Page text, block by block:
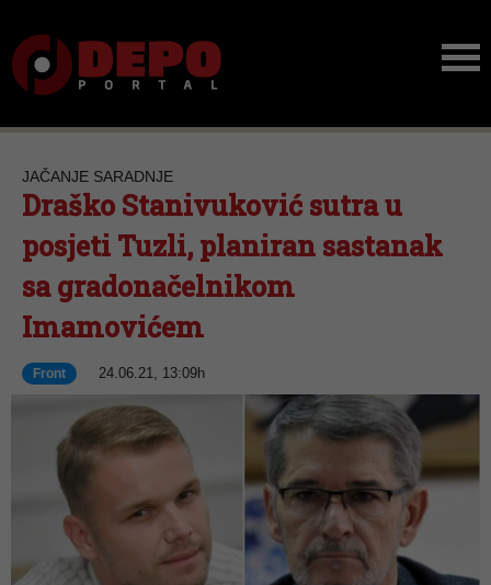
JAČANJE SARADNJE
Draško Stanivuković sutra u
posjeti Tuzli, planiran sastanak
sa gradonačelnikom
Imamovićem
Front 24.06.21, 13:09h